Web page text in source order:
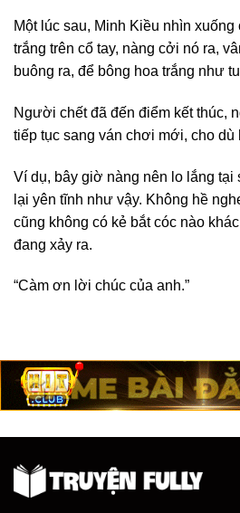
Một lúc sau, Minh Kiều nhìn xuống
trắng trên cổ tay, nàng cởi nó ra,
buông ra, để bông hoa trắng như
Người chết đã đến điểm kết thúc,
tiếp tục sang ván chơi mới, cho dù
Ví dụ, bây giờ nàng nên lo lắng tại
lại yên tĩnh như vậy. Không hề
cũng không có kẻ bắt cóc nào
đang xảy ra.
“Càm ơn lời chúc của anh.”